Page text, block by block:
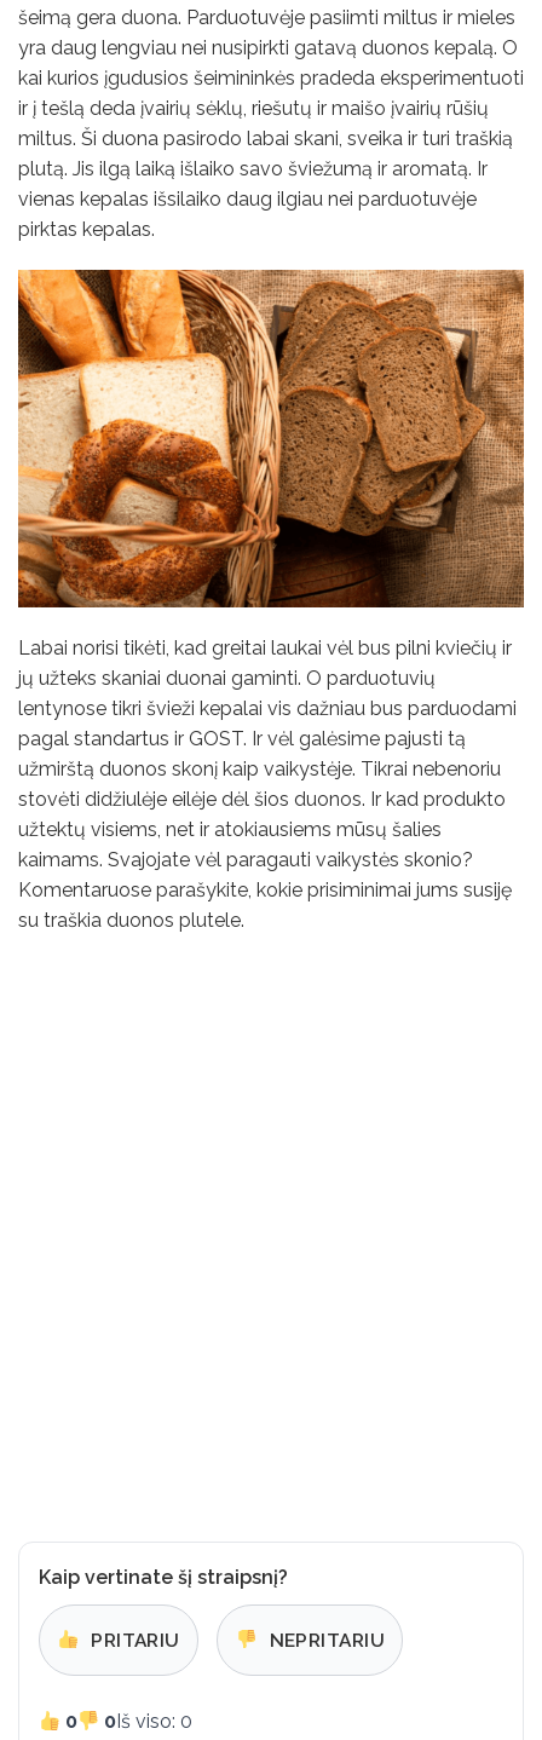
šeimą gera duona. Parduotuvėje pasiimti miltus ir mieles
yra daug lengviau nei nusipirkti gatavą duonos kepalą. O
kai kurios įgudusios šeimininkės pradeda eksperimentuoti
ir į tešlą deda įvairių sėklų, riešutų ir maišo įvairių rūšių
miltus. Ši duona pasirodo labai skani, sveika ir turi traškią
plutą. Jis ilgą laiką išlaiko savo šviežumą ir aromatą. Ir
vienas kepalas išsilaiko daug ilgiau nei parduotuvėje
pirktas kepalas.
Labai norisi tikėti, kad greitai laukai vėl bus pilni kviečių ir
jų užteks skaniai duonai gaminti. O parduotuvių
lentynose tikri švieži kepalai vis dažniau bus parduodami
pagal standartus ir GOST. Ir vėl galėsime pajusti tą
užmirštą duonos skonį kaip vaikystėje. Tikrai nebenoriu
stovėti didžiulėje eilėje dėl šios duonos. Ir kad produkto
užtektų visiems, net ir atokiausiems mūsų šalies
kaimams. Svajojate vėl paragauti vaikystės skonio?
Komentaruose parašykite, kokie prisiminimai jums susiję
su traškia duonos plutele.
Kaip vertinate šį straipsnį?
PRITARIU NEPRITARIU
0 0Iš viso: 0